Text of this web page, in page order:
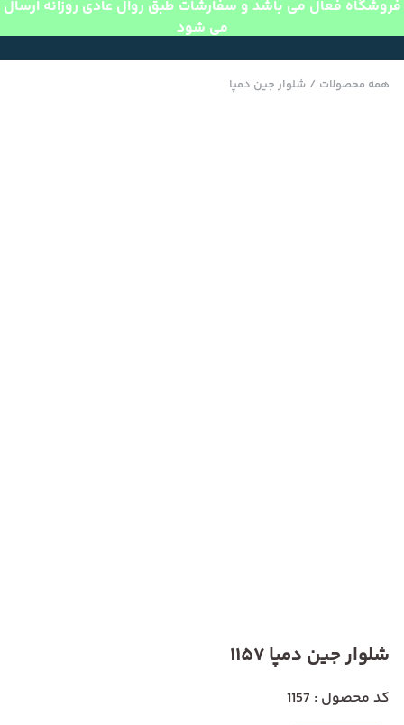
فروشگاه فعال می باشد و سفارشات طبق روال عادی روزانه ارسال
می شود
همه محصولات / شلوار جین دمپا
شلوار جین دمپا 1157
کد محصول : 1157